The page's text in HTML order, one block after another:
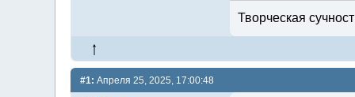
Творческая
#1: Апреля 25, 2025, 17:00:48